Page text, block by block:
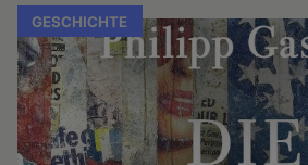
GESCHICHTE